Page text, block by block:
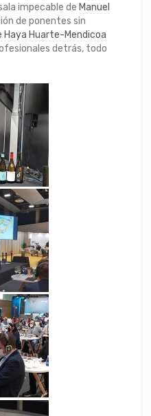
impecable de Manuel
de ponentes sin
Haya Huarte-Mendicoa
detrás, todo